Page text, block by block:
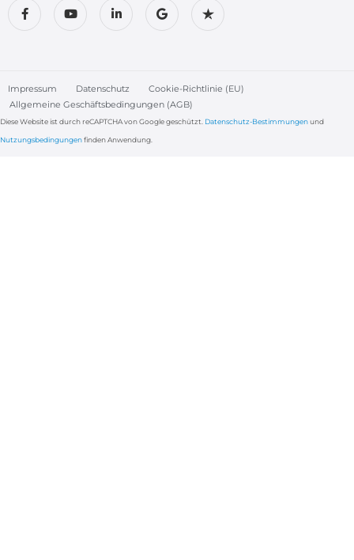
Impressum Datenschutz
Cookie-Richtlinie (EU)
Allgemeine Geschäftsbedingungen (AGB)
Diese Website ist durch reCAPTCHA von Google geschützt. Datenschutz-Bestimmungenund
Nutzungsbedingungenfinden Anwendung.